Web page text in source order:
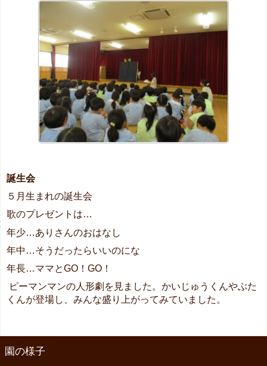
誕生会
５月生まれの誕生会
歌のプレゼントは…
年少…ありさんのおはなし
年中…そうだったらいいのにな
年長…ママとGO！GO！
ピーマンマンの人形劇を見ました。かいじゅうくんやぶた
くんが登場し、みんな盛り上がってみていました。
園の様子